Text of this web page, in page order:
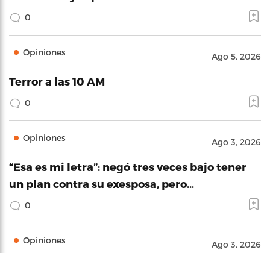
0
Opiniones Ago 5, 2026
Terror a las 10 AM
0
Opiniones Ago 3, 2026
“Esa es mi letra”: negó tres veces bajo tener
un plan contra su exesposa, pero…
0
Opiniones Ago 3, 2026